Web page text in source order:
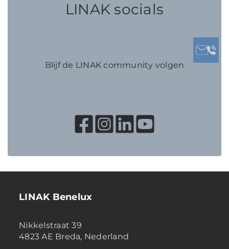
LINAK socials
Blijf de LINAK community volgen
LINAK Benelux
Nikkelstraat 39
4823 AE Breda, Nederland